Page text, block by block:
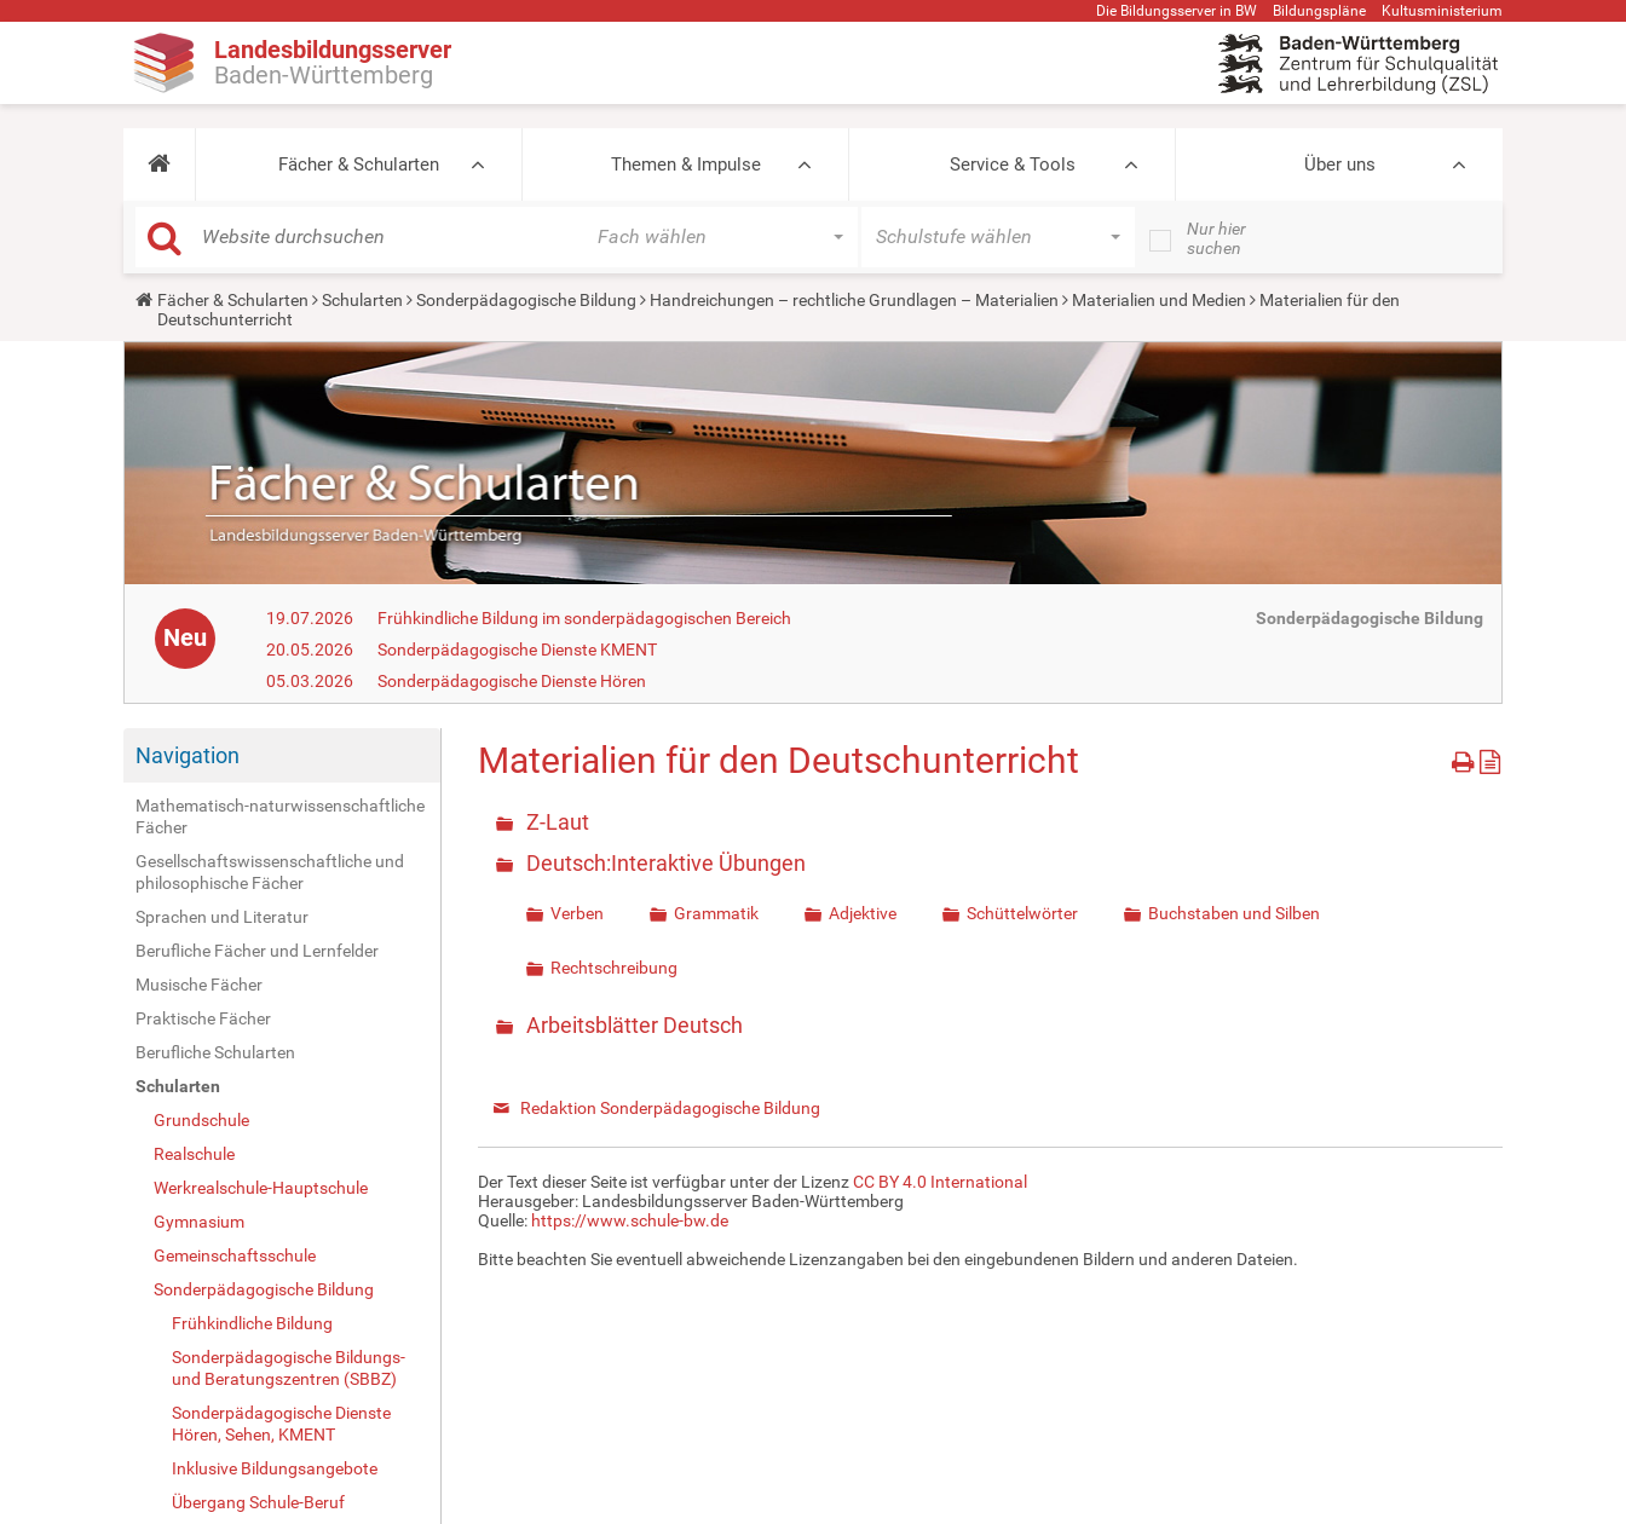
Die Bildungsserver in BW Bildungspläne Kultusministerium
Landesbildungsserver
Baden-Württemberg
Fächer & Schularten Themen & Impulse Service & Tools Über uns
Fach wählen Schulstufe wählen
Nur hier
suchen
Y
u
a
r
e
Fächer & Schularten Schularten Sonderpädagogische Bildung Handreichungen – rechtliche Grundlagen – Materialien Materialien und Medien
Materialien für den
Deutschunterricht
Neu
19.07.2026
Frühkindliche Bildung im sonderpädagogischen Bereich
20.05.2026
Sonderpädagogische Dienste KMENT
05.03.2026
Sonderpädagogische Dienste Hören
Sonderpädagogische Bildung
Navigation
Mathematisch-naturwissenschaftliche
Fächer
Gesellschaftswissenschaftliche und
philosophische Fächer
Sprachen und Literatur
Berufliche Fächer und Lernfelder
Musische Fächer
Praktische Fächer
Berufliche Schularten
Schularten
Grundschule
Realschule
Werkrealschule-Hauptschule
Gymnasium
Gemeinschaftsschule
Sonderpädagogische Bildung
Frühkindliche Bildung
Sonderpädagogische Bildungs-
und Beratungszentren (SBBZ)
Sonderpädagogische Dienste
Hören, Sehen, KMENT
Inklusive Bildungsangebote
Übergang Schule-Beruf
Materialien für den Deutschunterricht
Z-Laut
Deutsch:Interaktive Übungen
Verben Grammatik Adjektive Schüttelwörter Buchstaben und Silben
Rechtschreibung
Arbeitsblätter Deutsch
Redaktion Sonderpädagogische Bildung
Der Text dieser Seite ist verfügbar unter der LizenzCC BY 4.0 International
Herausgeber: Landesbildungsserver Baden-Württemberg
Quelle: https://www.schule-bw.de
Bitte beachten Sie eventuell abweichende Lizenzangaben bei den eingebundenen Bildern und anderen Dateien.